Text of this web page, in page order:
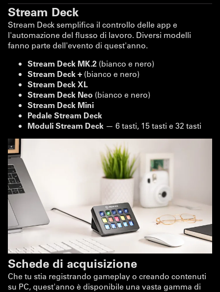
Stream Deck
Stream Deck semplifica il controllo delle app e
l'automazione del flusso di lavoro. Diversi modelli
fanno parte dell'evento di quest'anno.
Stream Deck MK.2 (bianco e nero)
Stream Deck + (bianco e nero)
Stream Deck XL
Stream Deck Neo (bianco e nero)
Stream Deck Mini
Pedale Stream Deck
Moduli Stream Deck — 6 tasti, 15 tasti e 32 tasti
Schede di acquisizione
Che tu stia registrando gameplay o creando contenuti
su PC, quest'anno è disponibile una vasta gamma di